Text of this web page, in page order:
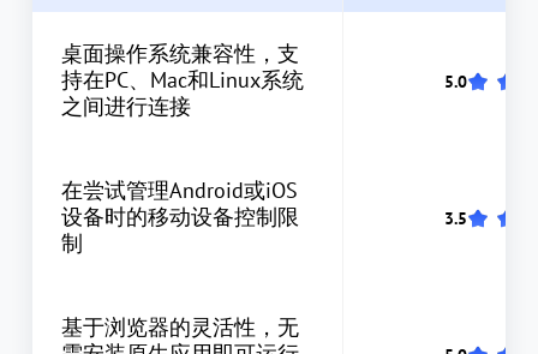
桌面操作系统兼容性，支
持在PC、Mac和Linux系统
之间进行连接
在尝试管理Android或iOS
设备时的移动设备控制限
制
基于浏览器的灵活性，无